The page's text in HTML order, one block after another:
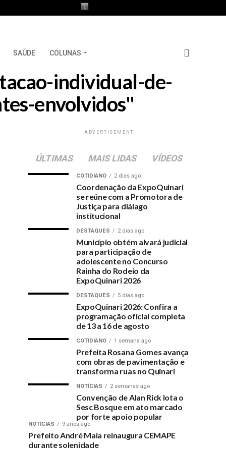
SAÚDE COLUNAS
individual-de-
envolvidos"
ADVERTISEMENT
ÚLTIMAS MAIS LIDAS VÍDEOS
COTIDIANO 2 dias ago
Coordenação da ExpoQuinari
se reúne com a Promotora de
Justiça para diálago
institucional
DESTAQUES 2 dias ago
Município obtém alvará judicial
para participação de
adolescente no Concurso
Rainha do Rodeio da
ExpoQuinari 2026
DESTAQUES 5 dias ago
ExpoQuinari 2026: Confira a
programação oficial completa
de 13 a 16 de agosto
COTIDIANO 1 semana ago
Prefeita Rosana Gomes avança
com obras de pavimentação e
transforma ruas no Quinari
NOTÍCIAS 2 semanas ago
Convenção de Alan Rick lota o
Sesc Bosque em ato marcado
por forte apoio popular
NOTÍCIAS 9 anos ago
Prefeito André Maia reinaugura CEMAPE
durante solenidade